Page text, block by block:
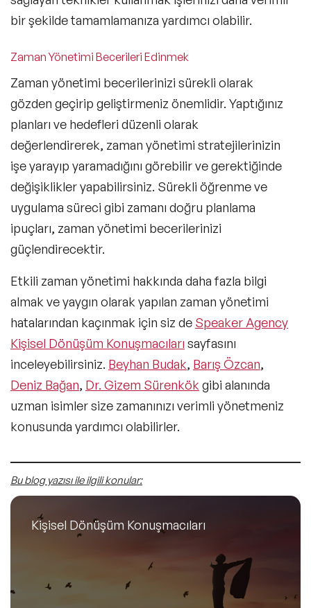
bir şekilde tamamlamanıza yardımcı olabilir.
Zaman Yönetimi Becerileri Edinmek
Zaman yönetimi becerilerinizi sürekli olarak
gözden geçirip geliştirmeniz önemlidir. Yaptığınız
planları ve hedefleri düzenli olarak
değerlendirerek, zaman yönetimi stratejilerinizin
işe yarayıp yaramadığını görebilir ve gerektiğinde
değişiklikler yapabilirsiniz. Sürekli öğrenme ve
uygulama süreci gibi zamanı doğru planlama
ipuçları, zaman yönetimi becerilerinizi
güçlendirecektir.
Etkili zaman yönetimi hakkında daha fazla bilgi
almak ve yaygın olarak yapılan zaman yönetimi
hatalarından kaçınmak için siz de Speaker Agency
Kişisel Dönüşüm Konuşmacıları sayfasını
inceleyebilirsiniz. Beyhan Budak, Barış Özcan,
Deniz Bağan, Dr. Gizem Sürenkök gibi alanında
uzman isimler size zamanınızı verimli yönetmeniz
konusunda yardımcı olabilirler.
Bu blog yazısı ile ilgili konular:
Kişisel Dönüşüm Konuşmacıları